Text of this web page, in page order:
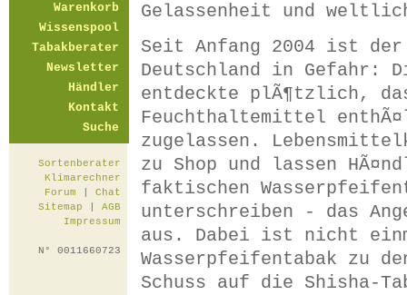
Warenkorb
Wissenspool
Tabakberater
Newsletter
Händler
Kontakt
Suche
Sortenberater
Klimarechner
Forum
Chat
Sitemap
AGB
Impressum
N° 0011660723
Gelassenheit und
Seit Anfang 2004 ist
Deutschland in Gefahr:
entdeckte plÃ¶tzlich,
Feuchthaltemittel
zugelassen.
zu Shop und lassen
faktischen
unterschreiben - das
aus. Dabei ist nicht
Wasserpfeifentabak zu
Schuss auf die Shisha-